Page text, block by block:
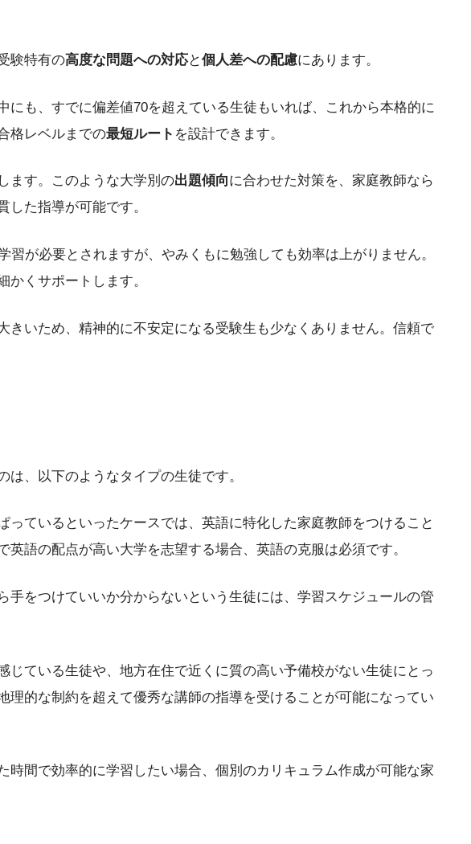
験特有の高度な問題への対応と個人差への配慮にあります。
も、すでに偏差値70を超えている生徒もいれば、これから本格的に
格レベルまでの最短ルート を設計できます。
ます。このような大学別の出題傾向に合わせた対策を、家庭教師なら
た指導が可能です。
が必要とされますが、やみくもに勉強しても効率は上がりません。
くサポートします。
いため、精神的に不安定になる受験生も少なくありません。信頼で
、以下のようなタイプの生徒です。
ているといったケースでは、英語に特化した家庭教師をつけること
語の配点が高い大学を志望する場合、英語の克服は必須です。
をつけていいか分からないという生徒には、学習スケジュールの管
じている生徒や、地方在住で近くに質の高い予備校がない生徒にとっ
的な制約を超えて優秀な講師の指導を受けることが可能になってい
間で効率的に学習したい場合、個別のカリキュラム作成が可能な家